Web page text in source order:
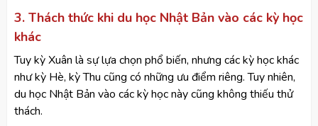
3. Thách thức khi du học Nhật Bản vào các kỳ học
khác
Tuy kỳ Xuân là sự lựa chọn phổ biến, nhưng các kỳ học khác
như kỳ Hè, kỳ Thu cũng có những ưu điểm riêng. Tuy nhiên,
du học Nhật Bản vào các kỳ học này cũng không thiếu thử
thách.